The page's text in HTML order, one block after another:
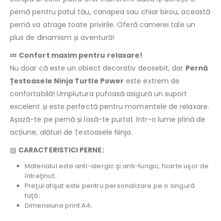
pernă pentru patul tău, canapea sau chiar birou, această
pernă va atrage toate privirile. Oferă camerei tale un
plus de dinamism și aventură!
💤 Confort maxim pentru relaxare!
Nu doar că este un obiect decorativ deosebit, dar Pernă
Țestoasele Ninja Turtle Power este extrem de
confortabilă! Umplutura pufoasă asigură un suport
excelent și este perfectă pentru momentele de relaxare.
Așază-te pe pernă și lasă-te purtat într-o lume plină de
acțiune, alături de Țestoasele Ninja.
▧ CARACTERISTICI PERNE:
Materialul este anti-alergic şi anti-fungic, foarte uşor de
întreţinut;
Preţul afişat este pentru personalizare pe o singură
faţă;
Dimensiune print A4;